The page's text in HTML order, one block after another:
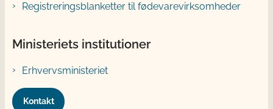
Registreringsblanketter til fødevarevirksomheder
Ministeriets institutioner
Erhvervsministeriet
Kontakt